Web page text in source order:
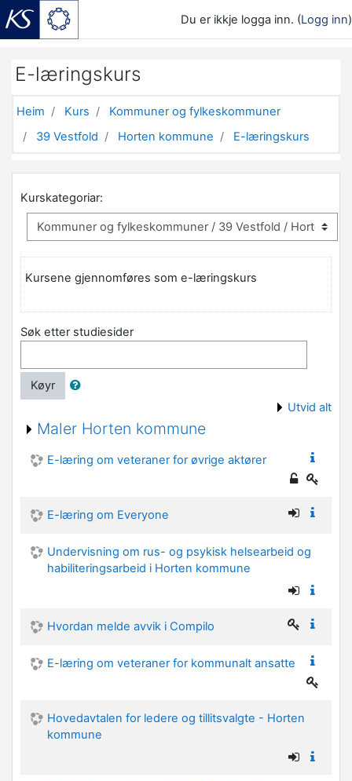
Du er ikkje logga inn. (Logg inn)
E-læringskurs
Heim Kurs
Kommuner og fylkeskommuner
39 Vestfold
Horten kommune E-læringskurs
Kurskategoriar:
Kursene gjennomføres som e-læringskurs
Søk etter studiesider
Køyr
Utvid alt
Maler Horten kommune
E-læring om veteraner for øvrige aktører
E-læring om Everyone
Undervisning om rus- og psykisk helsearbeid og
habiliteringsarbeid i Horten kommune
Hvordan melde avvik i Compilo
E-læring om veteraner for kommunalt ansatte
Hovedavtalen for ledere og tillitsvalgte - Horten
kommune